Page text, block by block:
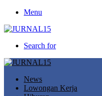
Menu
Search for
News
Lowongan Kerja